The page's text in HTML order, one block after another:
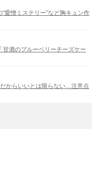
憎ミステリー”など胸キュン作
酒のブルーベリーチーズケー
からいいとは限らない…注意点